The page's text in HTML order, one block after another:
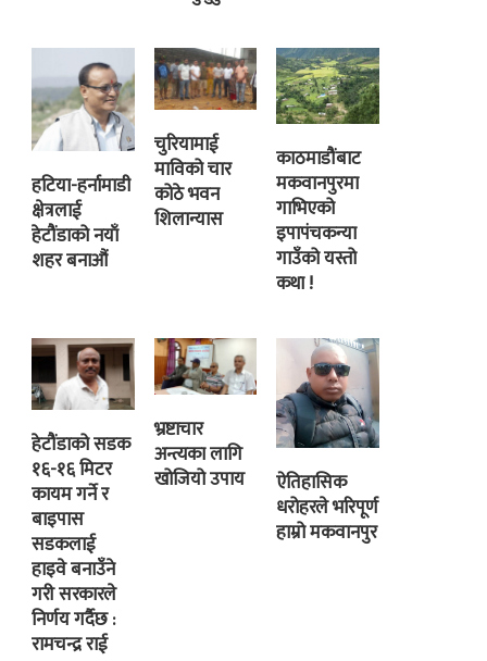
हटिया-हर्नामाडी
क्षेत्रलाई
हेटौंडाको नयाँ
शहर बनाऔं
चुरियामाई
माविको चार
कोठे भवन
शिलान्यास
काठमाडौंबाट
मकवानपुरमा
गाभिएको
इपापंचकन्या
गाउँको यस्तो
कथा !
हेटौंडाको सडक
१६-१६ मिटर
कायम गर्ने र
बाइपास
सडकलाई
हाइवे बनाउँने
गरी सरकारले
निर्णय गर्दैछ :
रामचन्द्र राई
भ्रष्टाचार
अन्त्यका लागि
खोजियो उपाय
ऐतिहासिक
धरोहरले भरिपूर्ण
हाम्रो मकवानपुर